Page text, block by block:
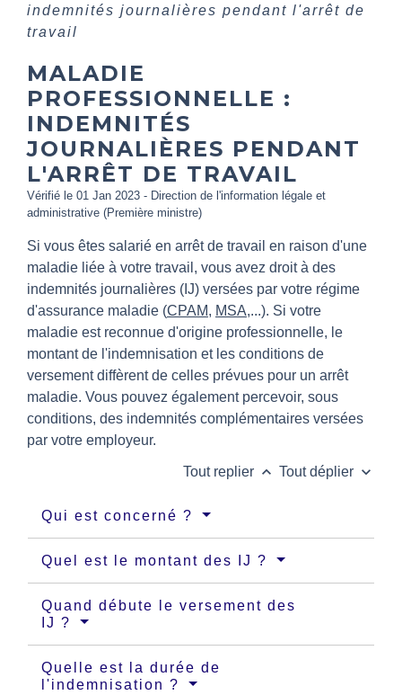
indemnités journalières pendant l'arrêt de
travail
MALADIE
PROFESSIONNELLE :
INDEMNITÉS
JOURNALIÈRES PENDANT
L'ARRÊT DE TRAVAIL
Vérifié le 01 Jan 2023 - Direction de l'information légale et
administrative (Première ministre)
Si vous êtes salarié en arrêt de travail en raison d'une
maladie liée à votre travail, vous avez droit à des
indemnités journalières (IJ) versées par votre régime
d'assurance maladie (CPAM, MSA,...). Si votre
maladie est reconnue d'origine professionnelle, le
montant de l'indemnisation et les conditions de
versement diffèrent de celles prévues pour un arrêt
maladie. Vous pouvez également percevoir, sous
conditions, des indemnités complémentaires versées
par votre employeur.
Tout replier keyboard_arrow_up Tout déplier keyboard_arrow_down
Qui est concerné ?
Quel est le montant des IJ ?
Quand débute le versement des
IJ ?
Quelle est la durée de
l'indemnisation ?